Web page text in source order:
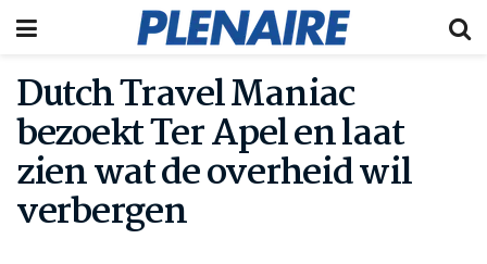
Dutch Travel Maniac
bezoekt Ter Apel en laat
zien wat de overheid wil
verbergen